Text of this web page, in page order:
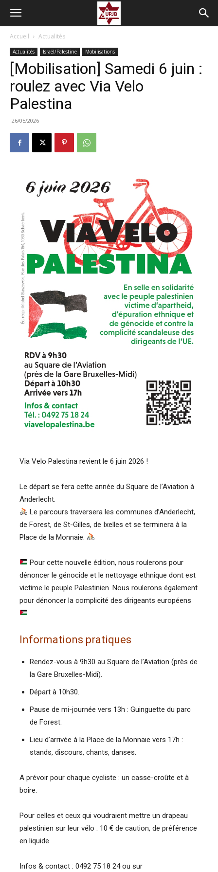
Accueil Actualités
Actualités Israël/Palestine Mobilisations
[Mobilisation] Samedi 6 juin :
roulez avec Via Velo
Palestina
26/05/2026
Via Velo Palestina revient le 6 juin 2026 !
Le départ se fera cette année du Square de l’Aviation à
Anderlecht.
Le parcours traversera les communes d’Anderlecht,
de Forest, de St-Gilles, de Ixelles et se terminera à la
Place de la Monnaie.
Pour cette nouvelle édition, nous roulerons pour
dénoncer le génocide et le nettoyage ethnique dont est
victime le peuple Palestinien. Nous roulerons également
pour dénoncer la complicité des dirigeants européens
Informations pratiques
Rendez-vous à 9h30 au Square de l’Aviation (près de
la Gare Bruxelles-Midi).
Départ à 10h30.
Pause de mi-journée vers 13h : Guinguette du parc
de Forest.
Lieu d’arrivée à la Place de la Monnaie vers 17h :
stands, discours, chants, danses.
A prévoir pour chaque cycliste : un casse-croûte et à
boire.
Pour celles et ceux qui voudraient mettre un drapeau
palestinien sur leur vélo : 10 € de caution, de préférence
en liquide.
Infos & contact : 0492 75 18 24 ou sur